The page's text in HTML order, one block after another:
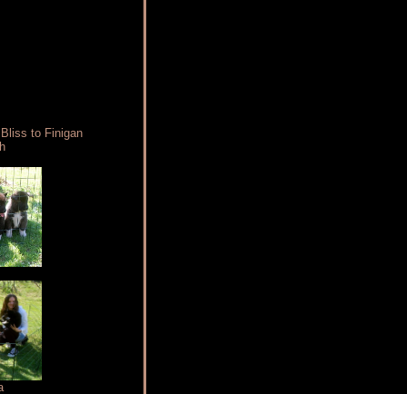
to Finigan